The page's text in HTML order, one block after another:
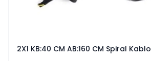
2X1 KB:40 CM AB:160 CM Spiral Kablo